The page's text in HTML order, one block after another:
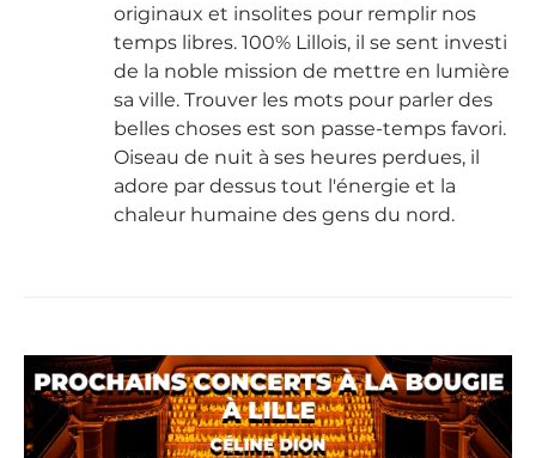
originaux et insolites pour remplir nos
temps libres. 100% Lillois, il se sent investi
de la noble mission de mettre en lumière
sa ville. Trouver les mots pour parler des
belles choses est son passe-temps favori.
Oiseau de nuit à ses heures perdues, il
adore par dessus tout l'énergie et la
chaleur humaine des gens du nord.